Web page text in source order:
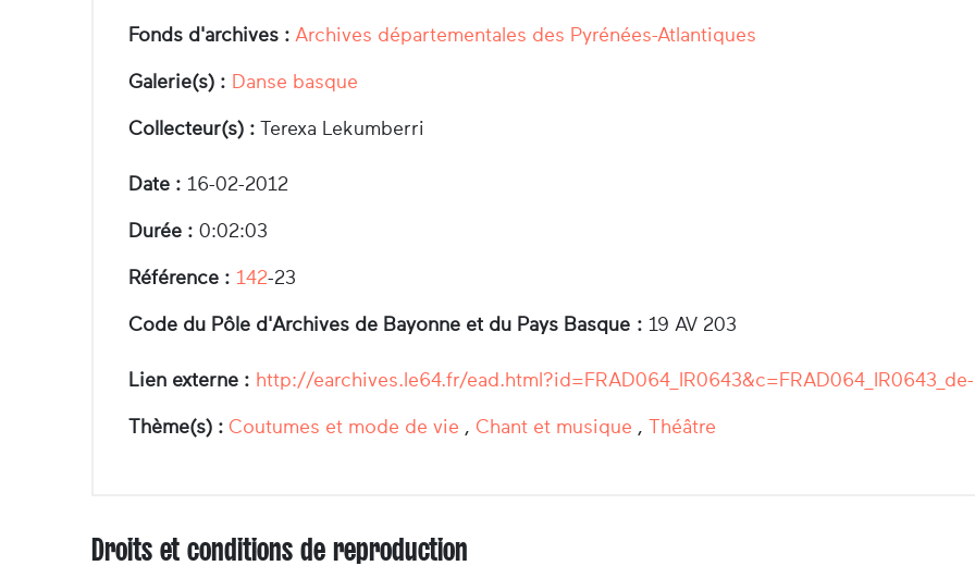
Fonds d'archives : Archives départementales des Pyrénées-Atlantiques
Galerie(s) : Danse basque
Collecteur(s) : Terexa Lekumberri
Date : 16-02-2012
Durée : 0:02:03
Référence : 142-23
Code du Pôle d'Archives de Bayonne et du Pays Basque : 19 AV 203
Lien externe : http://earchives.le64.fr/
Thème(s) : Coutumes et mode de vie , Chant et musique , Théâtre
Droits et conditions de reproduction